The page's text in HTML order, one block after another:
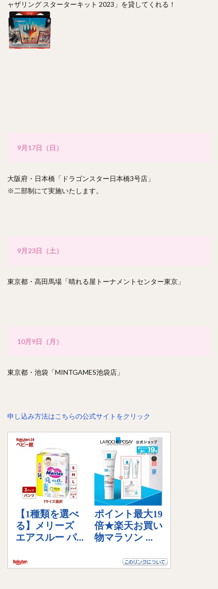
ャザリング スターターキット 2023」を貸してくれる！
9月17日（日）
大阪府・日本橋「ドラゴンスター日本橋3号店」
※二部制にて実施いたします。
9月23日（土）
東京都・高田馬場「晴れる屋トーナメントセンター東京」
10月9日（月）
東京都・池袋「MINTGAMES池袋店」
申し込み方法はこちらの公式サイトをクリック